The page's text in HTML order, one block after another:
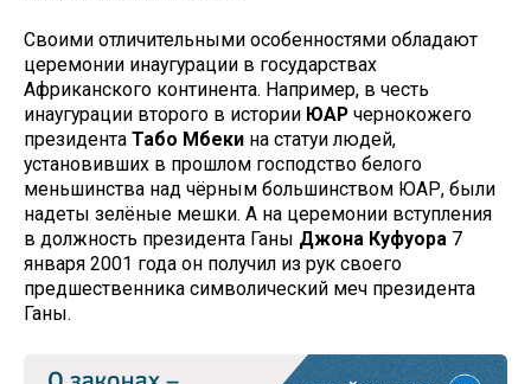
Своими отличительными особенностями обладают
церемонии инаугурации в государствах
Африканского континента. Например, в честь
инаугурации второго в истории ЮАР чернокожего
президента Табо Мбеки на статуи людей,
установивших в прошлом господство белого
меньшинства над чёрным большинством ЮАР, были
надеты зелёные мешки. А на церемонии вступления
в должность президента Ганы Джона Куфуора 7
января 2001 года он получил из рук своего
предшественника символический меч президента
Ганы.